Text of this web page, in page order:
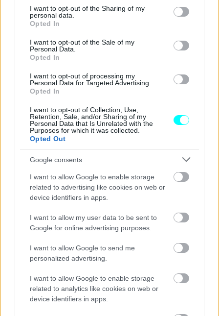
not limited to your visit or usage behaviour. You may click to
grant or deny consent to Google and its third-party tags to
use your data for below specified purposes in below Google
consent section.
I want to opt-out of the Sharing of my
personal data.
Opted In
I want to opt-out of the Sale of my
Personal Data.
Opted In
I want to opt-out of processing my
Personal Data for Targeted Advertising.
Opted In
I want to opt-out of Collection, Use,
Retention, Sale, and/or Sharing of my
Personal Data that Is Unrelated with the
Purposes for which it was collected.
Opted Out
Google consents
I want to allow Google to enable storage
related to advertising like cookies on web or
device identifiers in apps.
I want to allow my user data to be sent to
Google for online advertising purposes.
I want to allow Google to send me
personalized advertising.
I want to allow Google to enable storage
related to analytics like cookies on web or
device identifiers in apps.
ΣΒΑΚ (Σχέδια Βιώσιμης Αστικής Κινητικότητας)
δράσεων οδικής ασφάλειας στη βάση δεικτών επίτευξης/
επίδοσης.
- Θα παρέχει τεχνογνωσία και συμβουλευτικό ρόλο στους
Τέλος, το Εθνικό Στρατηγικό Σχέδιο για την Οδική
Ασφάλεια- όπου εντάσσονται ο νέος ΚΟΚ και το Εθνικό
Διαχείρισης Παραβάσεων, στο πλαίσιο του οποίου θα
εφαρμοστεί μιαψηφιακή διαδικασία για τη βεβαίωση